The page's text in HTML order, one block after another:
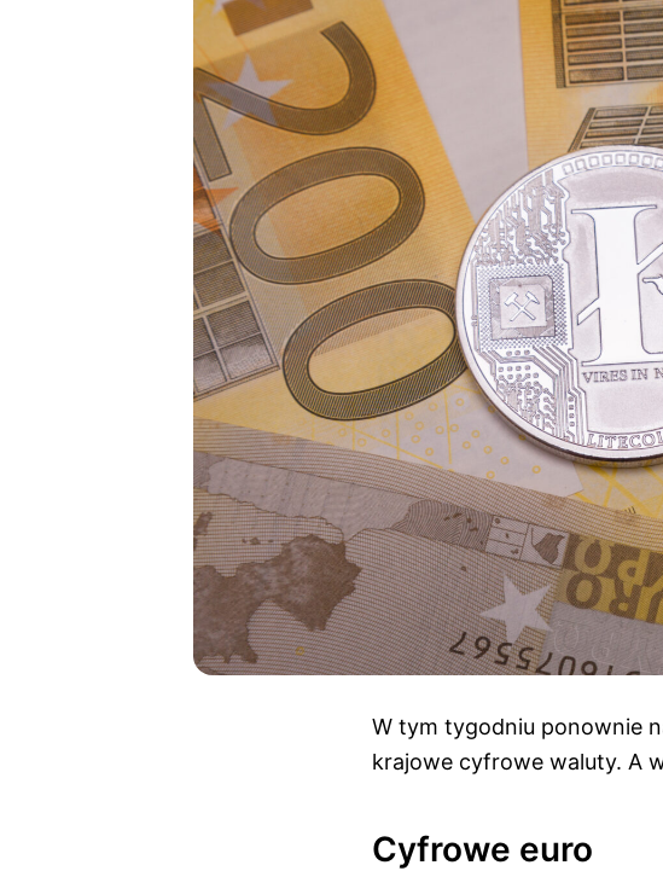
W tym tygodniu ponownie
krajowe cyfrowe waluty. A
Cyfrowe euro